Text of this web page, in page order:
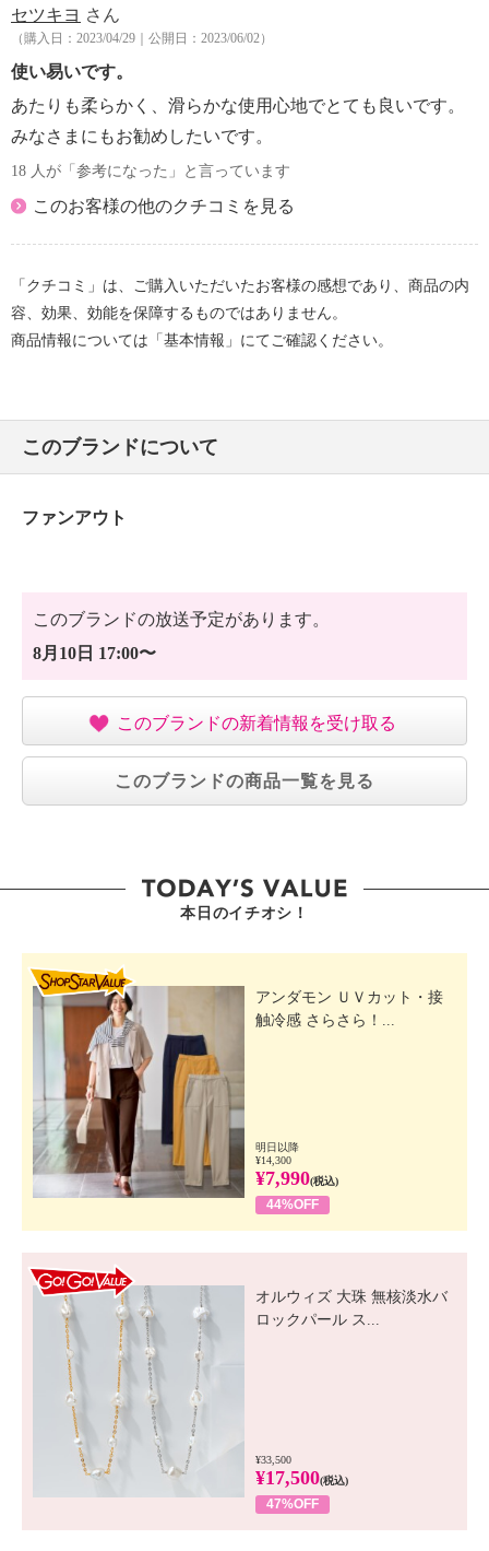
セツキヨ さん
（購入日：2023/04/29｜公開日：2023/06/02）
使い易いです。
あたりも柔らかく、滑らかな使用心地でとても良いです。
みなさまにもお勧めしたいです。
18 人が「参考になった」と言っています
このお客様の他のクチコミを見る
「クチコミ」は、ご購入いただいたお客様の感想であり、商品の内
容、効果、効能を保障するものではありません。
商品情報については「基本情報」にてご確認ください。
このブランドについて
ファンアウト
このブランドの放送予定があります。
8月10日 17:00〜
このブランドの新着情報を受け取る
このブランドの商品一覧を見る
本日のイチオシ！
アンダモン ＵＶカット・接
触冷感 さらさら！...
明日以降
¥14,300
¥7,990(税込)
44%OFF
オルウィズ 大珠 無核淡水バ
ロックパール ス...
¥33,500
¥17,500(税込)
47%OFF